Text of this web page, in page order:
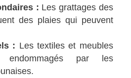
: Les grattages des
des plaies qui peuvent
: Les textiles et meubles
endommagés par les